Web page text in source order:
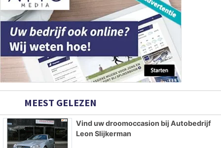
MEEST GELEZEN
Vind uw droomoccasion bij Autobedrijf
Leon Slijkerman